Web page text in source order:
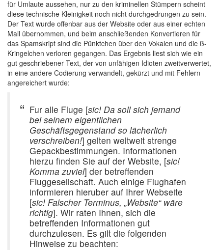
für Umlaute aussehen, nur zu den kriminellen Stümpern scheint
diese technische Kleinigkeit noch nicht durchgedrungen zu sein.
Der Text wurde offenbar aus der Website oder aus einer echten
Mail übernommen, und beim anschließenden Konvertieren für
das Spamskript sind die Pünktchen über den Vokalen und die ß-
Kringelchen verloren gegangen. Das Ergebnis liest sich wie ein
gut geschriebener Text, der von unfähigen Idioten zweitverwertet,
in eine andere Codierung verwandelt, gekürzt und mit Fehlern
angereichert wurde:
Fur alle Fluge [sic! Da soll sich jemand
bei seinem eigentlichen
Geschäftsgegenstand so lächerlich
verschreiben!] gelten weltweit strenge
Gepackbestimmungen. Informationen
hierzu finden Sie auf der Website, [sic!
Komma zuviel] der betreffenden
Fluggesellschaft. Auch einige Flughafen
informieren hieruber auf Ihrer Webseite
[sic! Falscher Terminus, „Website“ wäre
richtig]. Wir raten Ihnen, sich die
betreffenden Informationen gut
durchzulesen. Es gilt die folgenden
Hinweise zu beachten: